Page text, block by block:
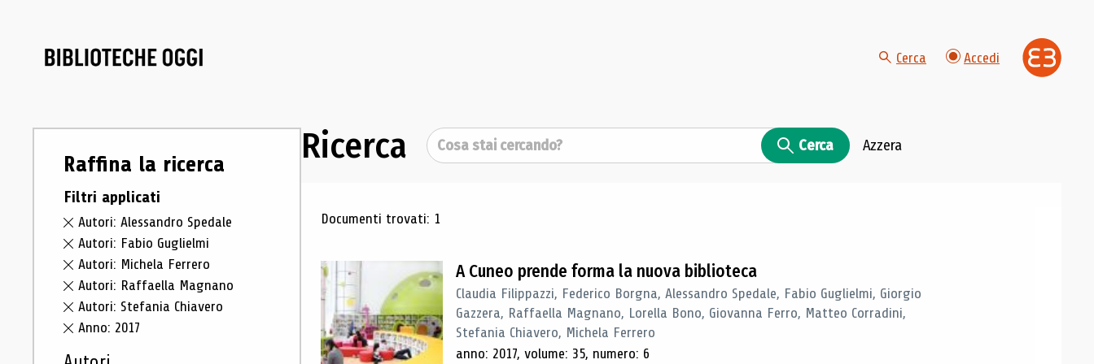
Cerca Accedi
Raffina la ricerca
Filtri applicati
Autori: Alessandro Spedale
Autori: Fabio Guglielmi
Autori: Michela Ferrero
Autori: Raffaella Magnano
Autori: Stefania Chiavero
Anno: 2017
Ricerca Cerca Cerca Azzera
Risultati di ricerca
Documenti trovati: 1
A Cuneo prende forma la nuova biblioteca
Claudia Filippazzi, Federico Borgna, Alessandro Spedale, Fabio Guglielmi, Giorgio
Gazzera, Raffaella Magnano, Lorella Bono, Giovanna Ferro, Matteo Corradini,
Stefania Chiavero, Michela Ferrero
anno: 2017, volume: 35, numero: 6